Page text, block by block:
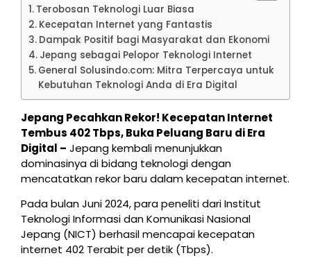
Terobosan Teknologi Luar Biasa
Kecepatan Internet yang Fantastis
Dampak Positif bagi Masyarakat dan Ekonomi
Jepang sebagai Pelopor Teknologi Internet
General Solusindo.com: Mitra Terpercaya untuk
Kebutuhan Teknologi Anda di Era Digital
Jepang Pecahkan Rekor! Kecepatan Internet
Tembus 402 Tbps, Buka Peluang Baru di Era
Digital – Jepang kembali menunjukkan
dominasinya di bidang teknologi dengan
mencatatkan rekor baru dalam kecepatan internet.
Pada bulan Juni 2024, para peneliti dari Institut
Teknologi Informasi dan Komunikasi Nasional
Jepang (NICT) berhasil mencapai kecepatan
internet 402 Terabit per detik (Tbps).